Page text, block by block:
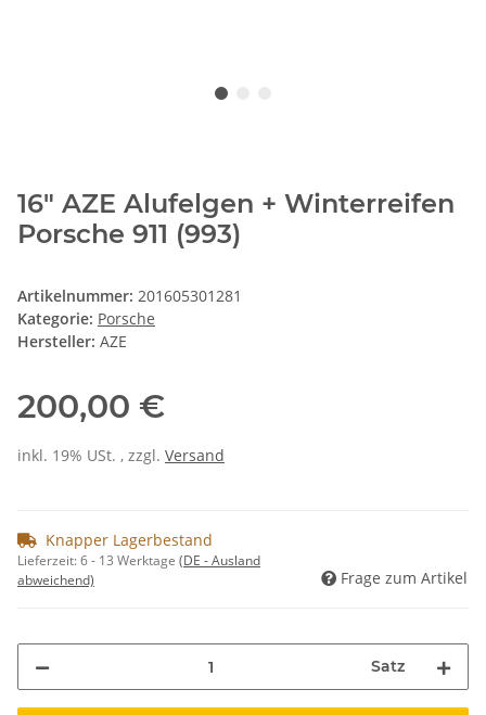
16" AZE Alufelgen + Winterreifen
Porsche 911 (993)
Artikelnummer: 201605301281
Kategorie: Porsche
Hersteller: AZE
200,00 €
inkl. 19% USt. , zzgl. Versand
Knapper Lagerbestand
Lieferzeit:6 - 13 Werktage (DE - Ausland
abweichend)
Frage zum Artikel
Satz